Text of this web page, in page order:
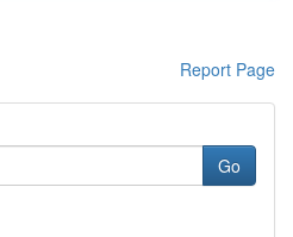
Report Page
Go